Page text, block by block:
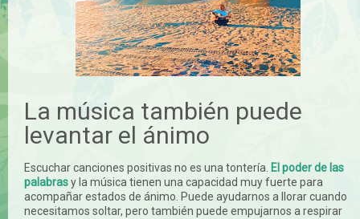
La música también puede
levantar el ánimo
Escuchar canciones positivas no es una tontería. El poder de las
palabrasy la música tienen una capacidad muy fuerte para
acompañar estados de ánimo. Puede ayudarnos a llorar cuando
necesitamos soltar, pero también puede empujarnos a respirar